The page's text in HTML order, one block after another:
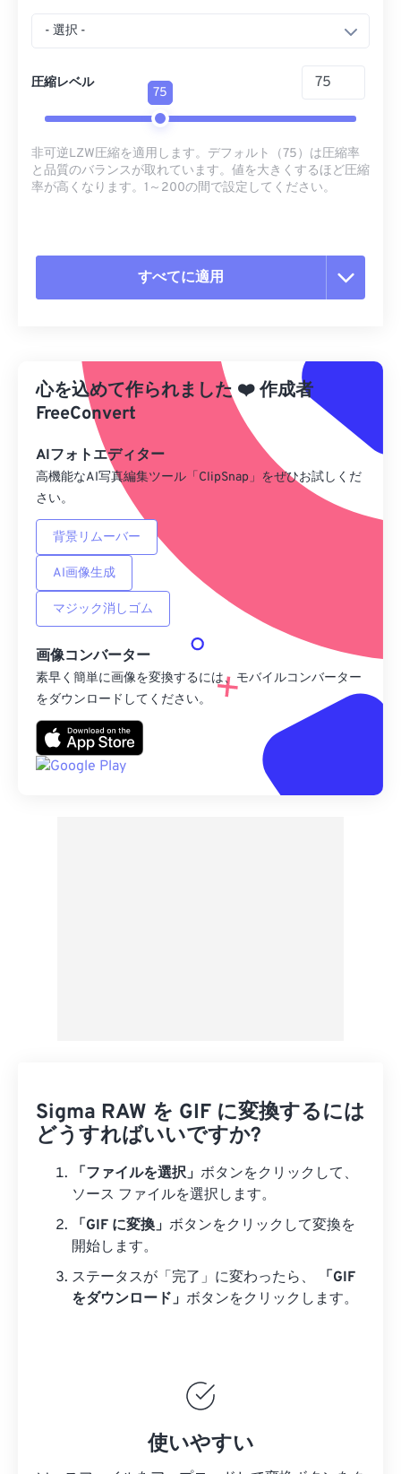
- 選択 -
圧縮レベル
75
非可逆LZW圧縮を適用します。デフォルト（75）は圧縮率
と品質のバランスが取れています。値を大きくするほど圧縮
率が高くなります。1～200の間で設定してください。
すべてに適用
プリセットから適用
プリセットとして保存
心を込めて作られました ❤️作成者
FreeConvert
AIフォトエディター
高機能なAI写真編集ツール「ClipSnap」をぜひお試しくだ
さい。
背景リムーバー
AI画像生成
マジック消しゴム
画像コンバーター
素早く簡単に画像を変換するには、モバイルコンバーター
をダウンロードしてください。
Sigma RAW を GIF に変換するには
どうすればいいですか?
「ファイルを選択」 ボタンをクリックして、
ソース ファイルを選択します。
「GIF に変換」 ボタンをクリックして変換を
開始します。
ステータスが「完了」に変わったら、
「GIF
をダウンロード」 ボタンをクリックします。
使いやすい